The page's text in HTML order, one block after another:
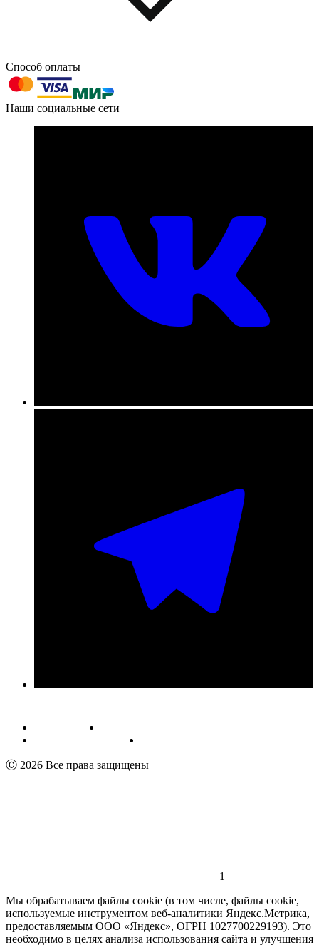
603004, г. Нижний Новгород, проспект Ленина, д. 95
+7 (831) 290-86-98
Способ оплаты
Наши социальные сети
Публичная оферта
Пользовательское соглашение
Ⓒ 2026 Все права защищены
1
Мы обрабатываем файлы cookie (в том числе, файлы cookie,
используемые инструментом веб-аналитики Яндекс.Метрика,
предоставляемым ООО «Яндекс», ОГРН 1027700229193). Это
необходимо в целях анализа использования сайта и улучшения